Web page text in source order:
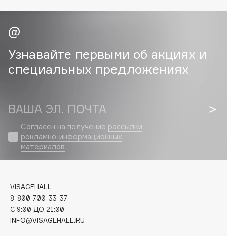
C
Cadence
Carbon Theory
Carmex
Celimax
Cettua
Chupa Chups
Clarins Precious
Clinique
Clive Christian
Узнавайте первыми об акциях и
специальных предложениях
ВАША ЭЛ. ПОЧТА
Согласен на получение рассылки
рекламно-информационных
материалов
VISAGEHALL
8-800-700-33-37
C 9:00 ДО 21:00
INFO@VISAGEHALL.RU